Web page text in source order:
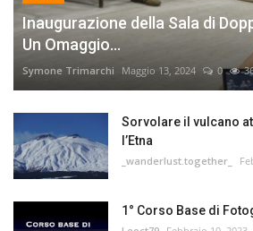
Inaugurazione della Sala di
Un Omaggio...
Symone Trimarchi Maggio 13, 2024 0
Sorvolare il vulcano
l’Etna
_wanderlust.together_
1° Corso Base di